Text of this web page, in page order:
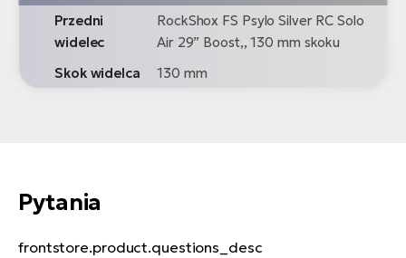
Przedni
widelec
RockShox FS Psylo Silver RC Solo
Air 29” Boost,, 130 mm skoku
Skok widelca
130 mm
Pytania
frontstore.product.questions_desc